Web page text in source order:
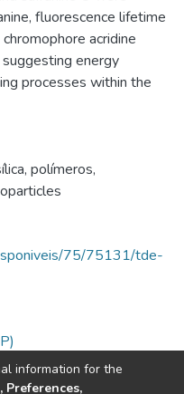
fluorescence lifetime
acridine
energy
processes within the
, polímeros,
75/75131/tde-
information for the